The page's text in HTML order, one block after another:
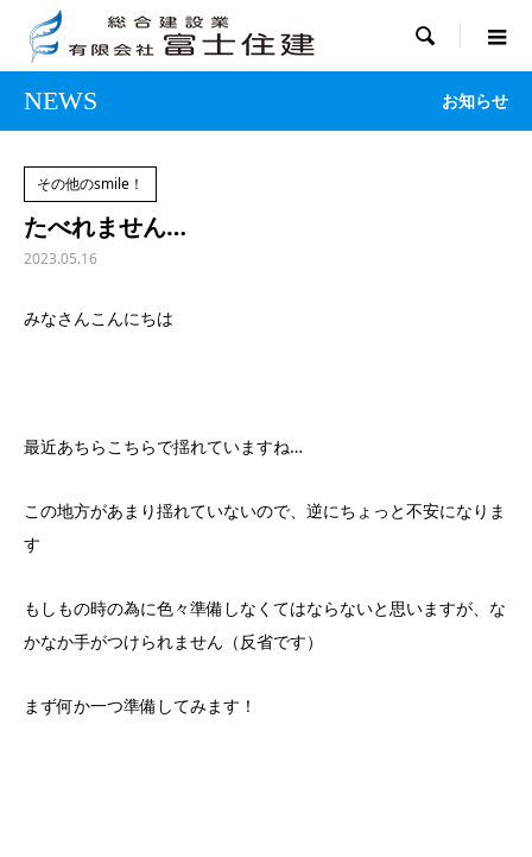

NEWS お知らせ
その他のsmile！
たべれません…
2023.05.16
みなさんこんにちは
最近あちらこちらで揺れていますね…
この地方があまり揺れていないので、逆にちょっと不安になりま
す
もしもの時の為に色々準備しなくてはならないと思いますが、な
かなか手がつけられません（反省です）
まず何か一つ準備してみます！